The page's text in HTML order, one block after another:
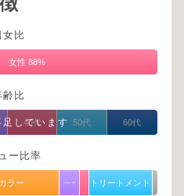
女比
女性 88%
齢比
しています
40代 50代 60代
ー比率
カラー パーマ トリートメント